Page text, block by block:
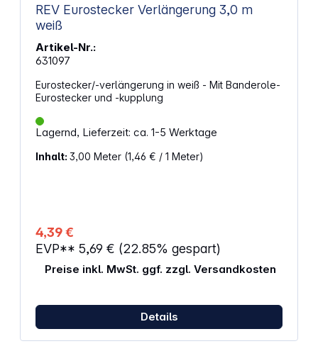
REV Eurostecker Verlängerung 3,0 m
weiß
Artikel-Nr.:
631097
Eurostecker/-verlängerung in weiß - Mit Banderole-
Eurostecker und -kupplung
Lagernd, Lieferzeit: ca. 1-5 Werktage
Inhalt: 3,00 Meter (1,46 € / 1 Meter)
4,39 €
EVP** 5,69 € (22.85% gespart)
Preise inkl. MwSt. ggf. zzgl. Versandkosten
Details